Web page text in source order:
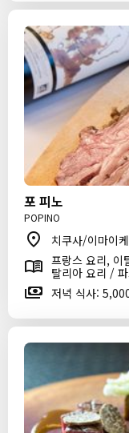
포 피노
POPINO
치쿠사/이마이
프랑스 요리, 이
탈리아 요리 /
저녁 식사: